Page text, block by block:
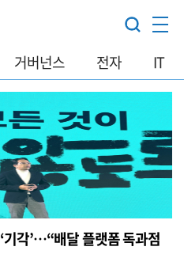
거버넌스 전자 IT
각’…“배달 플랫폼 독과점